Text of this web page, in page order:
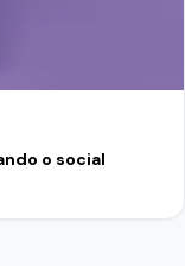
o social